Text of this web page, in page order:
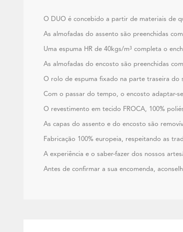
O DUO é concebido a partir de materiais de
As almofadas do assento são preenchidas
Uma espuma HR de 40kgs/m³ completa o
As almofadas do encosto são preenchidas
O rolo de espuma fixado na parte traseira do
Com o passar do tempo, o encosto adaptar-
O revestimento em tecido FROCA, 100%
As capas do assento e do encosto são
Fabricação 100% europeia, respeitando as
A experiência e o saber-fazer dos nossos
Antes de confirmar a sua encomenda,